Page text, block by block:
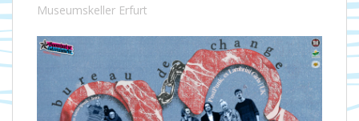
Museumskeller Erfurt